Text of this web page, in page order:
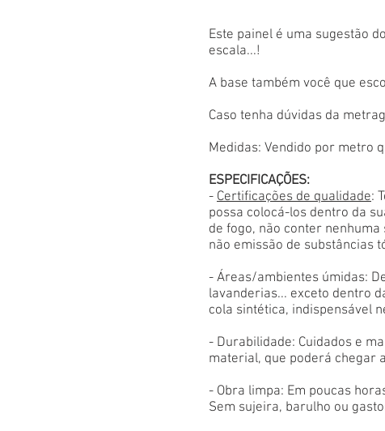
Este painel é uma sugestão
escala...!
A base também você que
Caso tenha dúvidas da
Medidas: Vendido por metro
ESPECIFICAÇÕES:
- Certificações de qualidade:
possa colocá-los dentro da
de fogo, não conter
não emissão de substâncias
- Áreas/ambientes úmidas:
lavanderias... exceto dentro
cola sintética, indispensável
- Durabilidade: Cuidados e
material, que poderá chegar
- Obra limpa: Em poucas
Sem sujeira, barulho ou